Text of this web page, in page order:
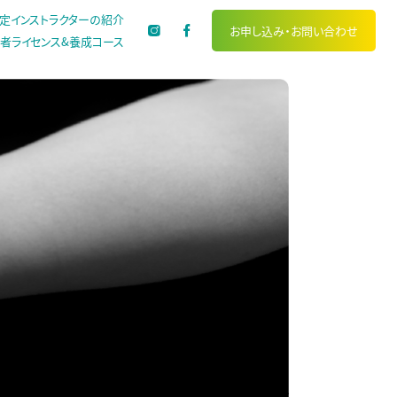
ライセンス&養成コース
インストラクターの紹介
お申し込み・お問い合わせ